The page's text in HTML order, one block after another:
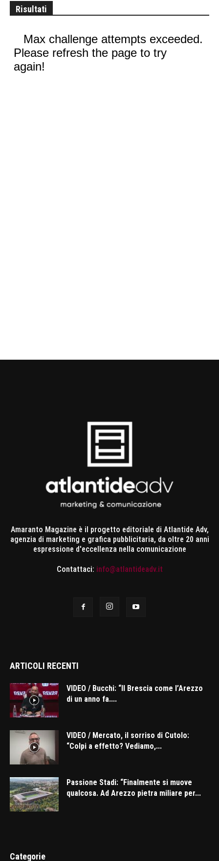
Risultati
Amaranto Magazine è il progetto editoriale di Atlantide Adv,
agenzia di marketing e grafica pubblicitaria, da oltre 20 anni
espressione d'eccellenza nella comunicazione
Contattaci: info@atlantideadv.it
ARTICOLI RECENTI
VIDEO / Bucchi: “Il Brescia come l’Arezzo
di un anno fa....
VIDEO / Mercato, il sorriso di Cutolo:
“Colpi a effetto? Vediamo,...
Passione Stadi: “Finalmente si muove
qualcosa. Ad Arezzo pietra miliare per...
Categorie